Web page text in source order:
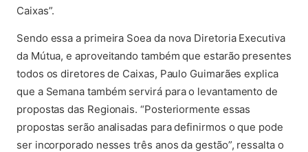
Caixas”.
Sendo essa a primeira Soea da nova Diretoria Executiva
da Mútua, e aproveitando também que estarão presentes
todos os diretores de Caixas, Paulo Guimarães explica
que a Semana também servirá para o levantamento de
propostas das Regionais. “Posteriormente essas
propostas serão analisadas para definirmos o que pode
ser incorporado nesses três anos da gestão”, ressalta o